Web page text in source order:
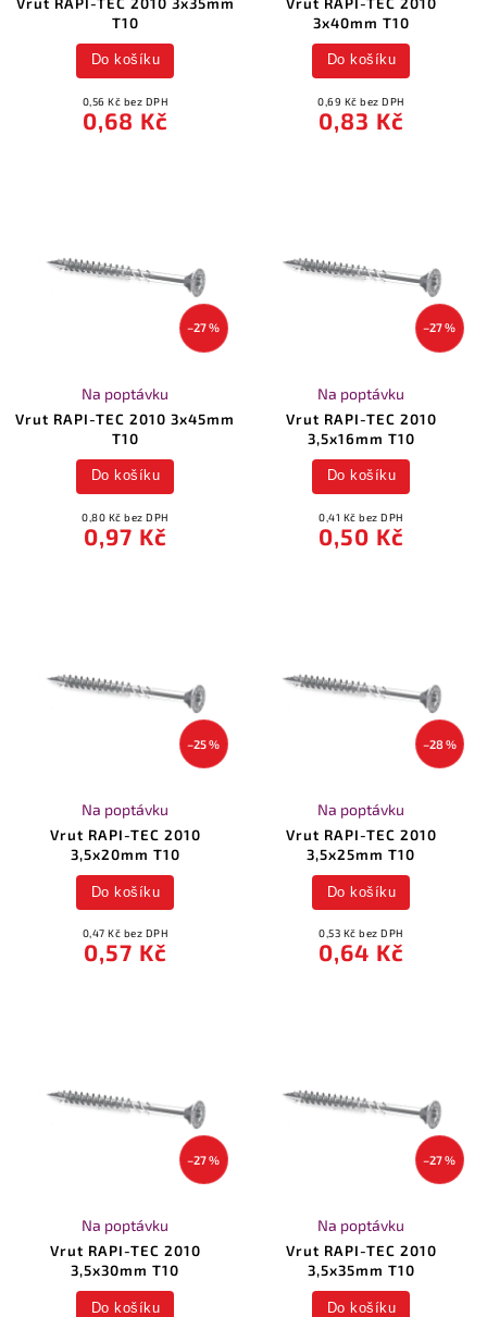
T10
0,56 Kč bez DPH
0,68 Kč
Do košíku
3x40mm T10
0,69 Kč bez DPH
0,83 Kč
Do košíku
–27 %
Vrut RAPI-TEC 2010 3x45mm
T10
Na poptávku
0,80 Kč bez DPH
0,97 Kč
Do košíku
–27 %
Vrut RAPI-TEC 2010
3,5x16mm T10
Na poptávku
0,41 Kč bez DPH
0,50 Kč
Do košíku
–25 %
Vrut RAPI-TEC 2010
3,5x20mm T10
Na poptávku
0,47 Kč bez DPH
0,57 Kč
Do košíku
–28 %
Vrut RAPI-TEC 2010
3,5x25mm T10
Na poptávku
0,53 Kč bez DPH
0,64 Kč
Do košíku
–27 %
Vrut RAPI-TEC 2010
3,5x30mm T10
Na poptávku
Do košíku
–27 %
Vrut RAPI-TEC 2010
3,5x35mm T10
Na poptávku
Do košíku